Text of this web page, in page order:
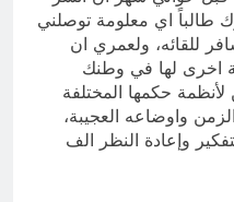
اي معلومة توصلني
للقائه، ولعمري ان
اخرى لها في وطنك
لأنظمة حكمها المختلفة
واوضاعه العجيبة،
وإعادة النظر الف